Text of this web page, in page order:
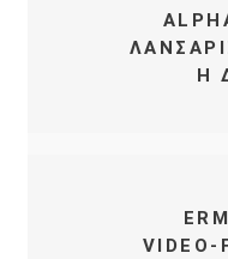
Η
VIDEO-